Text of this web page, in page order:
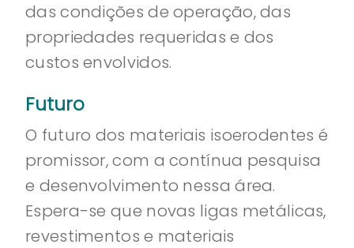
das condições de operação, das
propriedades requeridas e dos
custos envolvidos.
Futuro
O futuro dos materiais isoerodentes é
promissor, com a contínua pesquisa
e desenvolvimento nessa área.
Espera-se que novas ligas metálicas,
revestimentos e materiais